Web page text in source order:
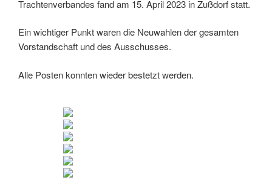
Trachtenverbandes fand am 15. April 2023 in Zußdorf statt.
Ein wichtiger Punkt waren die Neuwahlen der gesamten
Vorstandschaft und des Ausschusses.
Alle Posten konnten wieder bestetzt werden.